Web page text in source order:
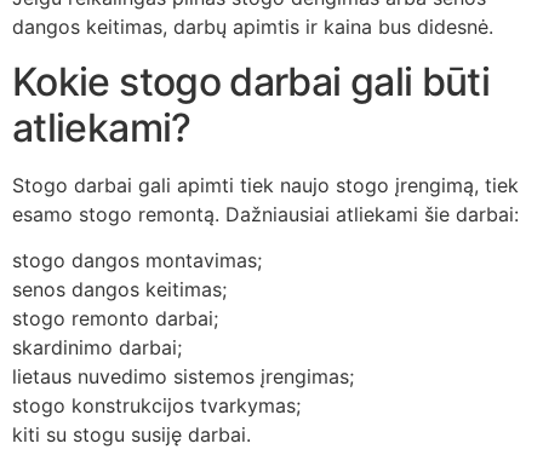
dangos keitimas, darbų apimtis ir kaina bus didesnė.
Kokie stogo darbai gali būti
atliekami?
Stogo darbai gali apimti tiek naujo stogo įrengimą, tiek
esamo stogo remontą. Dažniausiai atliekami šie darbai:
stogo dangos montavimas;
senos dangos keitimas;
stogo remonto darbai;
skardinimo darbai;
lietaus nuvedimo sistemos įrengimas;
stogo konstrukcijos tvarkymas;
kiti su stogu susiję darbai.